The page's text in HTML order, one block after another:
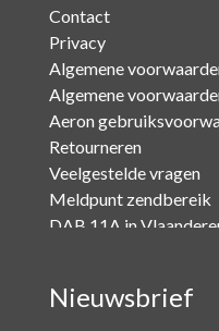
Contact
Privacy
Algemene
Algemene
Aeron
Retourneren
Veelgestelde vragen
Meldpunt zendbereik
DAB 11A in
Nieuwsbrief